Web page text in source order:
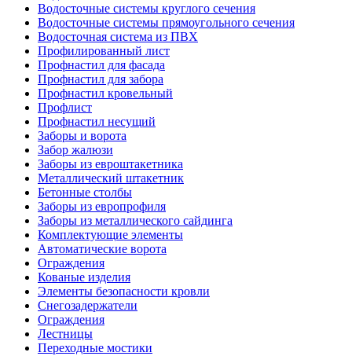
Водосточные системы круглого сечения
Водосточные системы прямоугольного сечения
Водосточная система из ПВХ
Профилированный лист
Профнастил для фасада
Профнастил для забора
Профнастил кровельный
Профлист
Профнастил несущий
Заборы и ворота
Забор жалюзи
Заборы из евроштакетника
Металлический штакетник
Бетонные столбы
Заборы из европрофиля
Заборы из металлического сайдинга
Комплектующие элементы
Автоматические ворота
Ограждения
Кованые изделия
Элементы безопасности кровли
Снегозадержатели
Ограждения
Лестницы
Переходные мостики